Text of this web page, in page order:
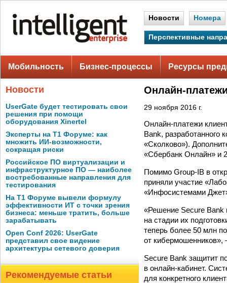
Новости Номера
Перспективные
Мобильность Бизнес-процессы Ресурсы
Новости
UserGate будет тестировать свои
решения при помощи
оборудования Xinertel
Эксперты на Т1 Форуме: как
множить ИИ-возможности,
сокращая риски
Российское ПО виртуализации и
инфраструктурное ПО — наиболее
востребованные направления для
тестирования
На Т1 Форуме вывели формулу
эффективности ИТ с точки зрения
бизнеса: меньше тратить, больше
зарабатывать
Open Conf 2026: UserGate
представил свое видение
архитектуры сетевого доверия
Рекомендуемые статьи
Онлайн-
29 ноября 2016 г.
Онлайн-платежи
Bank, разработанного
«Сколково»).
«Сбербанк Онлайн» и
Помимо Group-IB в
приняли участие
«Инфосистемами
«Решение Secure Bank
на стадии их
теперь более 50 млн
от кибермошенников»,
Secure Bank защитит
в онлайн-кабинет.
для конкретного